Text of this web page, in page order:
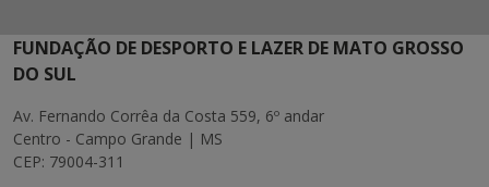
FUNDAÇÃO DE DESPORTO E LAZER DE MATO GROSSO
DO SUL
Av. Fernando Corrêa da Costa 559, 6º andar
Centro - Campo Grande | MS
CEP: 79004-311